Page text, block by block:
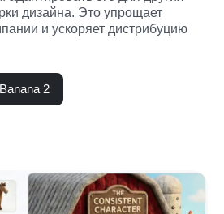
дизайна. Это упрощает
и ускоряет дистрибуцию
2